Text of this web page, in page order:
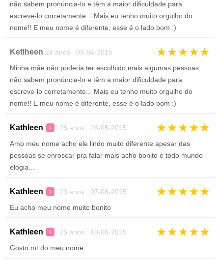
não sabem pronúncia-lo e têm a maior dificuldade para
escreve-lo corretamente... Mais eu tenho muito orgulho do
nome!! E meu nome é diferente, esse é o lado bom :)
Ketlheen 24 anos 09-04-2015 ★★★★★
Minha mãe não poderia ter escolhido,mais algumas pessoas
não sabem pronúncia-lo e têm a maior dificuldade para
escreve-lo corretamente... Mais eu tenho muito orgulho do
nome!! E meu nome é diferente, esse é o lado bom :)
Kathleen ♀ 28 anos 26-05-2015 ★★★★★
Amo meu nome acho ele lindo muito diferente apesar das
pessoas se enroscar pra falar mais acho bonito e todo mundo
elogia...
Kathleen ♀ 23 anos 07-06-2015 ★★★★★
Eu acho meu nome muito bonito
Kathleen ♀ 25 anos 10-06-2015 ★★★★★
Gosto mt do meu nome